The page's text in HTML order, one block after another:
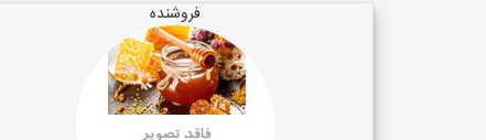
فروشنده